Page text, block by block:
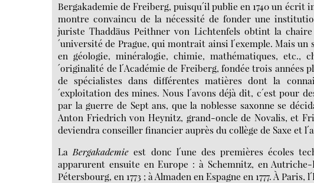
Bergakademie de Freiberg, puisqu´il publie en 1740 un
montre convaincu de la nécessité de fonder une
juriste Thaddäus Peithner von Lichtenfels obtint la
´université de Prague, qui montrait ainsi l´exemple. Mais
en géologie, minéralogie, chimie, mathématiques, etc.,
´originalité de l´Académie de Freiberg, fondée trois années
de spécialistes dans différentes matières dont la
´exploitation des mines. Nous l´avons déjà dit, c´est pour
par la guerre de Sept ans, que la noblesse saxonne se
Anton Friedrich von Heynitz, grand-oncle de Novalis, et
deviendra conseiller financier auprès du collège de Saxe et
La Bergakademie est donc l´une des premières écoles
apparurent ensuite en Europe : à Schemnitz, en
Pétersbourg, en 1773 ; à Almaden en Espagne en 1777. À Paris,